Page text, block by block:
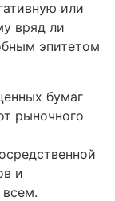
или
вряд ли
эпитетом
бумаг
рыночного
и